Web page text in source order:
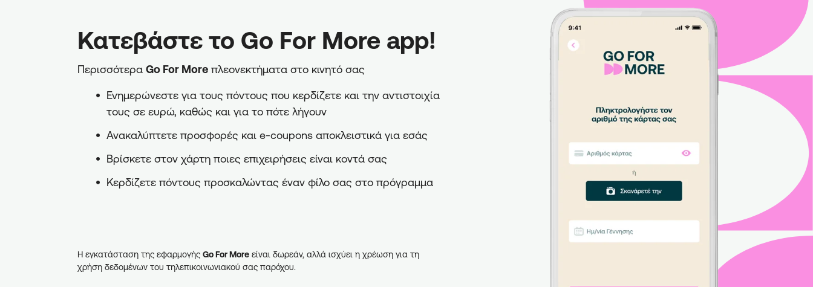
Κατεβάστε το Go For More app!
Περισσότερα Go For More πλεονεκτήματα στο κινητό σας
Ενημερώνεστε για τους πόντους που κερδίζετε και την αντιστοιχία
τους σε ευρώ, καθώς και για το πότε λήγουν
Ανακαλύπτετε προσφορές και e-coupons αποκλειστικά για εσάς
Βρίσκετε στον χάρτη ποιες επιχειρήσεις είναι κοντά σας
Κερδίζετε πόντους προσκαλώντας έναν φίλο σας στο πρόγραμμα
Η εγκατάσταση της εφαρμογής Go For More είναι δωρεάν, αλλά ισχύει η χρέωση για τη
χρήση δεδομένων του τηλεπικοινωνιακού σας παρόχου.